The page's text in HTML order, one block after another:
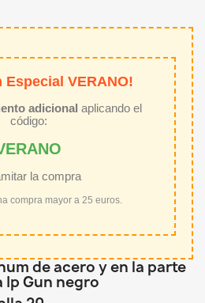
Especial VERANO!
adicional aplicando el
código:
la compra
compra mayor a 25 euros.
de acero y en la parte
Gun negro